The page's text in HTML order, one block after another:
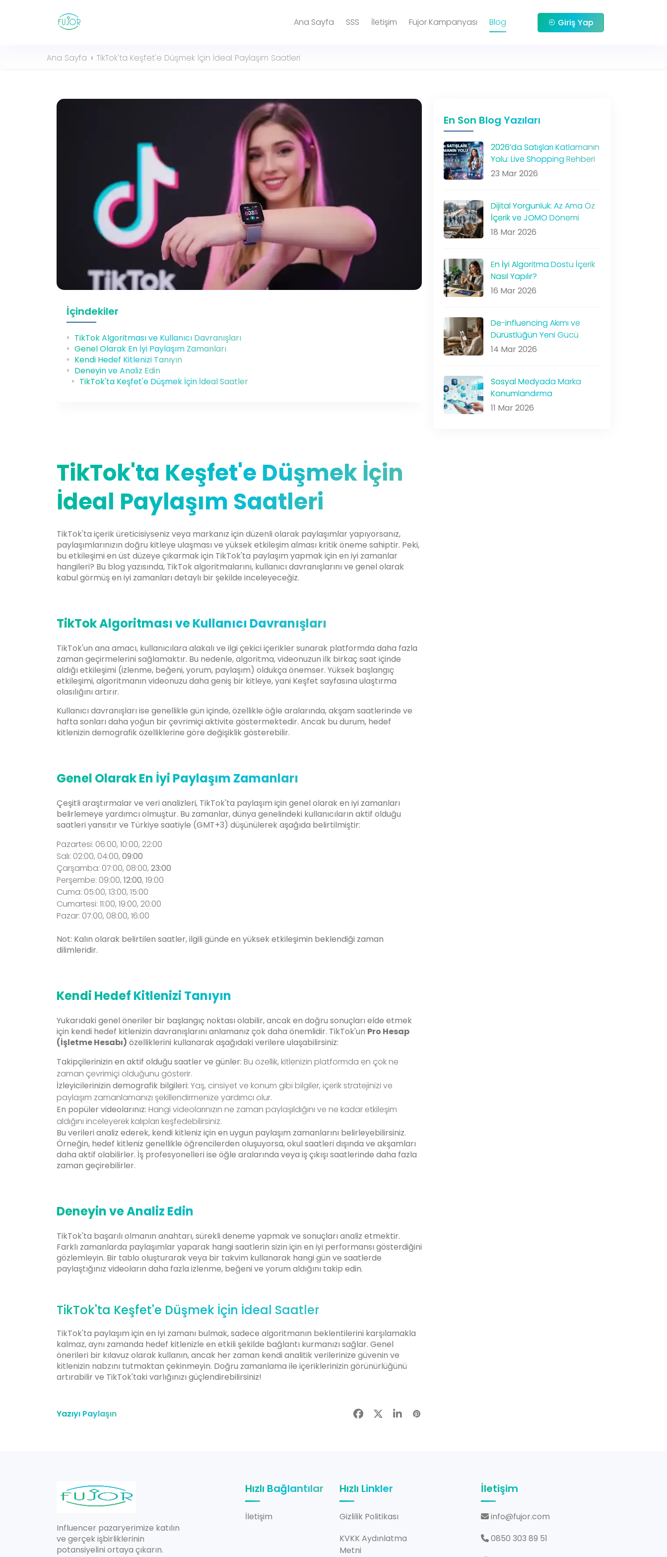
Ana Sayfa SSS İletişim Fujor Kampanyası Blog Giriş Yap
Ana Sayfa TikTok'ta Keşfet'e Düşmek İçin İdeal Paylaşım Saatleri
İçindekiler
TikTok Algoritması ve Kullanıcı Davranışları
Genel Olarak En İyi Paylaşım Zamanları
Kendi Hedef Kitlenizi Tanıyın
Deneyin ve Analiz Edin
TikTok'ta Keşfet'e Düşmek İçin İdeal Saatler
TikTok'ta Keşfet'e Düşmek İçin
İdeal Paylaşım Saatleri
TikTok'ta içerik üreticisiyseniz veya markanız için düzenli olarak paylaşımlar yapıyorsanız,
paylaşımlarınızın doğru kitleye ulaşması ve yüksek etkileşim alması kritik öneme sahiptir. Peki,
bu etkileşimi en üst düzeye çıkarmak için TikTok'ta paylaşım yapmak için en iyi zamanlar
hangileri? Bu blog yazısında, TikTok algoritmalarını, kullanıcı davranışlarını ve genel olarak
kabul görmüş en iyi zamanları detaylı bir şekilde inceleyeceğiz.
TikTok Algoritması ve Kullanıcı Davranışları
TikTok'un ana amacı, kullanıcılara alakalı ve ilgi çekici içerikler sunarak platformda daha fazla
zaman geçirmelerini sağlamaktır. Bu nedenle, algoritma, videonuzun ilk birkaç saat içinde
aldığı etkileşimi (izlenme, beğeni, yorum, paylaşım) oldukça önemser. Yüksek başlangıç
etkileşimi, algoritmanın videonuzu daha geniş bir kitleye, yani Keşfet sayfasına ulaştırma
olasılığını artırır.
Kullanıcı davranışları ise genellikle gün içinde, özellikle öğle aralarında, akşam saatlerinde ve
hafta sonları daha yoğun bir çevrimiçi aktivite göstermektedir. Ancak bu durum, hedef
kitlenizin demografik özelliklerine göre değişiklik gösterebilir.
Genel Olarak En İyi Paylaşım Zamanları
Çeşitli araştırmalar ve veri analizleri, TikTok'ta paylaşım için genel olarak en iyi zamanları
belirlemeye yardımcı olmuştur. Bu zamanlar, dünya genelindeki kullanıcıların aktif olduğu
saatleri yansıtır ve Türkiye saatiyle (GMT+3) düşünülerek aşağıda belirtilmiştir:
Pazartesi: 06:00, 10:00, 22:00
Salı: 02:00, 04:00, 09:00
Çarşamba: 07:00, 08:00, 23:00
Perşembe: 09:00, 12:00, 19:00
Cuma: 05:00, 13:00, 15:00
Cumartesi: 11:00, 19:00, 20:00
Pazar: 07:00, 08:00, 16:00
Not: Kalın olarak belirtilen saatler, ilgili günde en yüksek etkileşimin beklendiği zaman
dilimleridir.
Kendi Hedef Kitlenizi Tanıyın
Yukarıdaki genel öneriler bir başlangıç noktası olabilir, ancak en doğru sonuçları elde etmek
için kendi hedef kitlenizin davranışlarını anlamanız çok daha önemlidir. TikTok'un Pro Hesap
(İşletme Hesabı) özelliklerini kullanarak aşağıdaki verilere ulaşabilirsiniz:
Takipçilerinizin en aktif olduğu saatler ve günler: Bu özellik, kitlenizin platformda en çok ne
zaman çevrimiçi olduğunu gösterir.
İzleyicilerinizin demografik bilgileri: Yaş, cinsiyet ve konum gibi bilgiler, içerik stratejinizi ve
paylaşım zamanlamanızı şekillendirmenize yardımcı olur.
En popüler videolarınız: Hangi videolarınızın ne zaman paylaşıldığını ve ne kadar etkileşim
aldığını inceleyerek kalıpları keşfedebilirsiniz.
Bu verileri analiz ederek, kendi kitleniz için en uygun paylaşım zamanlarını belirleyebilirsiniz.
Örneğin, hedef kitleniz genellikle öğrencilerden oluşuyorsa, okul saatleri dışında ve akşamları
daha aktif olabilirler. İş profesyonelleri ise öğle aralarında veya iş çıkışı saatlerinde daha fazla
zaman geçirebilirler.
Deneyin ve Analiz Edin
TikTok'ta başarılı olmanın anahtarı, sürekli deneme yapmak ve sonuçları analiz etmektir.
Farklı zamanlarda paylaşımlar yaparak hangi saatlerin sizin için en iyi performansı gösterdiğini
gözlemleyin. Bir tablo oluşturarak veya bir takvim kullanarak hangi gün ve saatlerde
paylaştığınız videoların daha fazla izlenme, beğeni ve yorum aldığını takip edin.
TikTok'ta Keşfet'e Düşmek İçin İdeal Saatler
TikTok'ta paylaşım için en iyi zamanı bulmak, sadece algoritmanın beklentilerini karşılamakla
kalmaz, aynı zamanda hedef kitlenizle en etkili şekilde bağlantı kurmanızı sağlar. Genel
önerileri bir kılavuz olarak kullanın, ancak her zaman kendi analitik verilerinize güvenin ve
kitlenizin nabzını tutmaktan çekinmeyin. Doğru zamanlama ile içeriklerinizin görünürlüğünü
artırabilir ve TikTok'taki varlığınızı güçlendirebilirsiniz!
Yazıyı Paylaşın
En Son Blog Yazıları
2026’da Satışları Katlamanın
Yolu: Live Shopping Rehberi
23 Mar 2026
Dijital Yorgunluk: Az Ama Öz
İçerik ve JOMO Dönemi
18 Mar 2026
En İyi Algoritma Dostu İçerik
Nasıl Yapılır?
16 Mar 2026
De-influencing Akımı ve
Dürüstlüğün Yeni Gücü
14 Mar 2026
Sosyal Medyada Marka
Konumlandırma
11 Mar 2026
Influencer pazaryerimize katılın
ve gerçek işbirliklerinin
potansiyelini ortaya çıkarın.
Hızlı Bağlantılar
İletişim
Hızlı Linkler
Gizlilik Politikası
KVKK Aydınlatma
Metni
İletişim
info@fujor.com
0850 303 89 51